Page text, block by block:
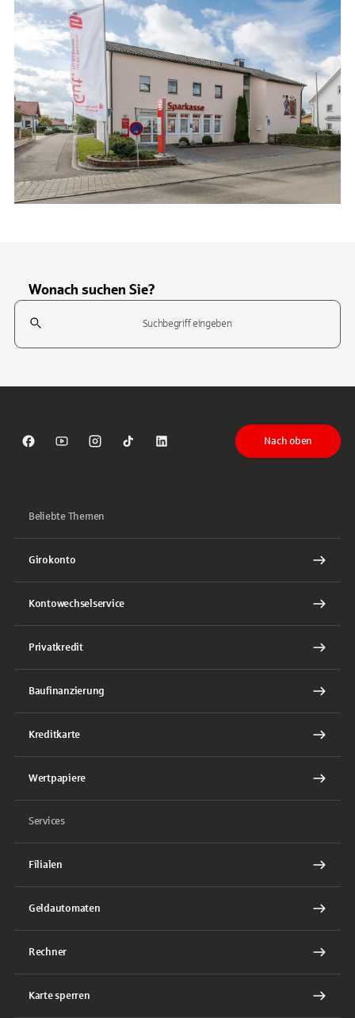
Wonach suchen Sie?
Suchfeld
Sparkasse auf Facebook
Sparkasse auf Youtube
Sparkasse auf Instagram
Sparkasse auf TikTok
Sparkasse auf LinkedIn
Nach oben
Beliebte Themen
Girokonto
Kontowechselservice
Privatkredit
Baufinanzierung
Kreditkarte
Wertpapiere
Services
Filialen
Geldautomaten
Rechner
Karte sperren